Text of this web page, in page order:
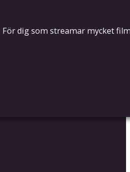
För dig som streamar mycket